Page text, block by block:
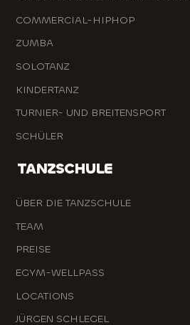
COMMERCIAL-HIPHOP
ZUMBA
SOLOTANZ
KINDERTANZ
TURNIER- UND BREITENSPORT
SCHÜLER
TANZSCHULE
ÜBER DIE TANZSCHULE
TEAM
PREISE
EGYM-WELLPASS
LOCATIONS
JÜRGEN SCHLEGEL